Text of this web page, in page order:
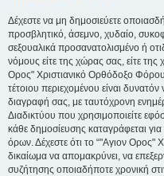
Δέχεστε να μη δημοσιεύετε
προσβλητικό, άσεμνο, χυδαίο,
σεξουαλικά προσανατολισμένο ή
νόμους είτε της χώρας σας, είτε της
Ορος" Χριστιανικό Ορθόδοξο
τέτοιου περιεχομένου είναι
διαγραφή σας, με ταυτόχρονη
Διαδικτύου που χρησιμοποιείτε
κάθε δημοσίευσης καταγράφεται
όρων. Δέχεστε ότι το “"Αγιον Ορος"
δικαίωμα να απομακρύνει, να
συζήτησης οποιαδήποτε χρονική